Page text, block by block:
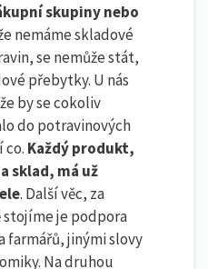
skupiny nebo
nemáme skladové
se nemůže stát,
přebytky. U nás
by se cokoliv
do potravinových
co. Každý produkt,
sklad, má už
. Další věc, za
je podpora
farmářů, jinými slovy
Na druhou